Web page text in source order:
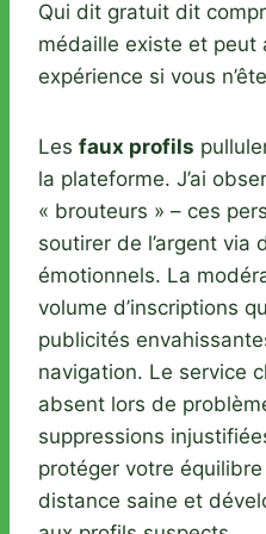
Qui dit gratuit dit
médaille existe et peut
expérience si vous
Les faux profils
la plateforme. J’ai
« brouteurs » – ces
soutirer de l’argent via
émotionnels. La
volume d’inscriptions
publicités
navigation. Le service
absent lors de
suppressions
protéger votre
distance saine et